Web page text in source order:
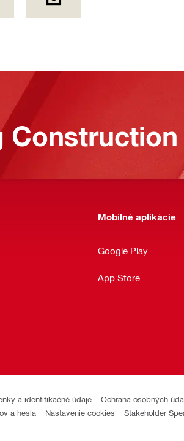
Mobilné aplikácie
Google Play
App Store
a identifikačné údaje Ochrana osobných
a hesla
Nastavenie cookies Stakeholder